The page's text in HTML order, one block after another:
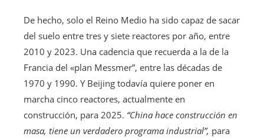
De hecho, solo el Reino Medio ha sido capaz de sacar
del suelo entre tres y siete reactores por año, entre
2010 y 2023. Una cadencia que recuerda a la de la
Francia del «plan Messmer”, entre las décadas de
1970 y 1990. Y Beijing todavía quiere poner en
marcha cinco reactores, actualmente en
construcción, para 2025. “China hace construcción en
masa, tiene un verdadero programa industrial”, para